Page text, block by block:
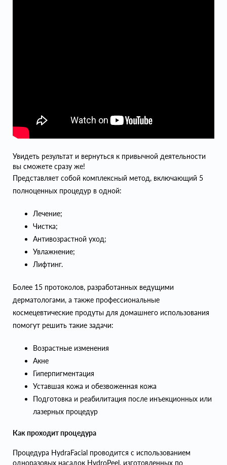
Увидеть результат и вернуться к привычной деятельности
вы сможете сразу же!
Представляет собой комплексный метод, включающий 5
полноценных процедур в одной:
Лечение;
Чистка;
Антивозрастной уход;
Увлажнение;
Лифтинг.
Более 15 протоколов, разработанных ведущими
дерматологами, а также профессиональные
космецевтические продуты для домашнего использования
помогут решить такие задачи:
Возрастные изменения
Акне
Гиперпигментация
Уставшая кожа и обезвоженная кожа
Подготовка и реабилитация после инъекционных или
лазерных процедур
Как проходит процедура
Процедура HydraFacial проводится с использованием
одноразовых насадок HydroPeel, изготовленных по